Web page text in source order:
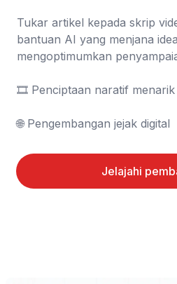
Tukar artikel kepada skrip
bantuan AI yang menjana
mengoptimumkan
🎞️ Penciptaan naratif menarik
🌐 Pengembangan jejak digital
Jelajahi